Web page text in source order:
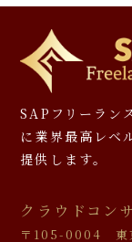
SAPフリーラン
に 業界最高レベ
提供します。
クラウドコン
〒105-0004 東